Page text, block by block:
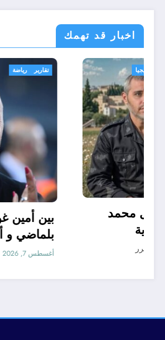
اخبار قد تهمك
أحوال عربية امن و استراتيجيا
نظريات الجنرال محمد
الضيف العسكرية
أغسطس 7, 2026